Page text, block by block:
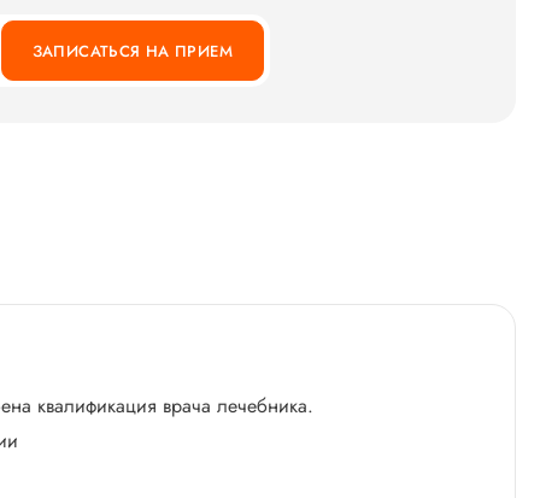
ЗАПИСАТЬСЯ НА ПРИЕМ
квалификация врача лечебника.